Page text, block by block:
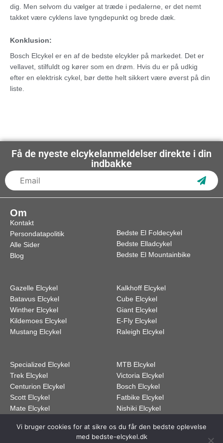
dig. Men selvom du vælger at træde i pedalerne, er det nemt
takket være cyklens lave tyngdepunkt og brede dæk.
Konklusion:
Bosch Elcykel er en af de bedste elcykler på markedet. Det er
vellavet, stilfuldt og kører som en drøm. Hvis du er på udkig
efter en elektrisk cykel, bør dette helt sikkert være øverst på din
liste.
Få de nyeste elcykelanmeldelser direkte i din
indbakke
Om
Kontakt
Persondatapolitik
Alle Sider
Blog
Bedste El Foldecykel
Bedste Elladcykel
Bedste El Mountainbike
Gazelle Elcykel
Batavus Elcykel
Winther Elcykel
Kildemoes Elcykel
Mustang Elcykel
Kalkhoff Elcykel
Cube Elcykel
Giant Elcykel
E-Fly Elcykel
Raleigh Elcykel
Specialized Elcykel
Trek Elcykel
Centurion Elcykel
Scott Elcykel
Mate Elcykel
MTB Elcykel
Victoria Elcykel
Bosch Elcykel
Fatbike Elcykel
Nishiki Elcykel
Vi bruger cookies for at sikre os du får den bedste oplevelse
med bedste-elcykel.dk